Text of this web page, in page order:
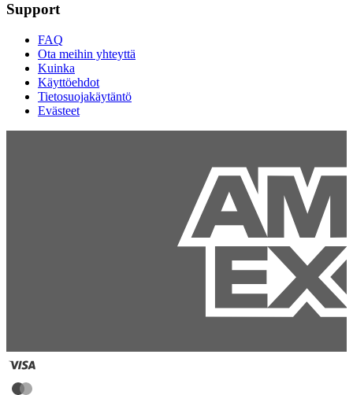
Support
FAQ
Ota meihin yhteyttä
Kuinka
Käyttöehdot
Tietosuojakäytäntö
Evästeet